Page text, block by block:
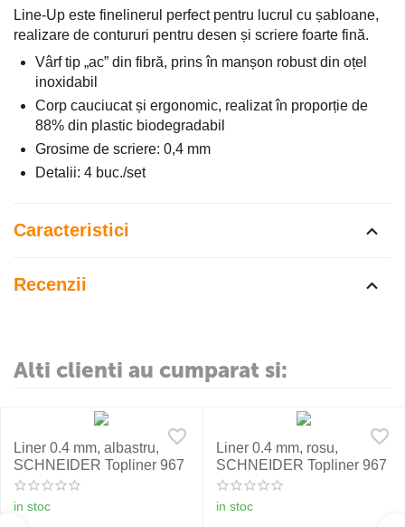
Line-Up este finelinerul perfect pentru lucrul cu șabloane,
realizare de contururi pentru desen și scriere foarte fină.
Vârf tip „ac” din fibră, prins în manșon robust din oțel
inoxidabil
Corp cauciucat și ergonomic, realizat în proporție de
88% din plastic biodegradabil
Grosime de scriere: 0,4 mm
Detalii: 4 buc./set
Caracteristici
Recenzii
Alti clienti au cumparat si:
Liner 0.4 mm, albastru,
SCHNEIDER Topliner 967
in stoc
Liner 0.4 mm, rosu,
SCHNEIDER Topliner 967
in stoc